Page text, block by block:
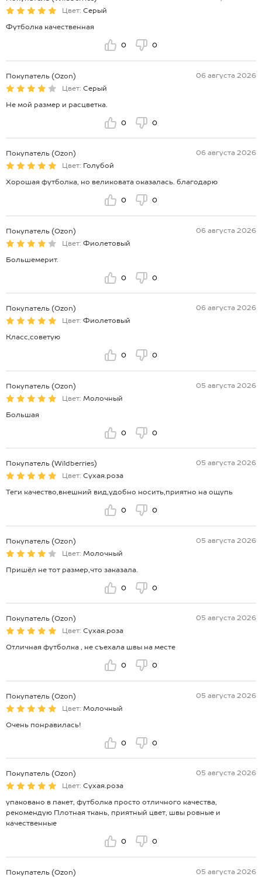
Цвет: Серый
Футболка качественная
0 0
Покупатель (Ozon)
06 августа 2026
Цвет: Серый
Не мой размер и расцветка.
0 0
Покупатель (Ozon)
06 августа 2026
Цвет: Голубой
Хорошая футболка, но великовата оказалась. благодарю
0 0
Покупатель (Ozon)
06 августа 2026
Цвет: Фиолетовый
Большемерит.
0 0
Покупатель (Ozon)
06 августа 2026
Цвет: Фиолетовый
Класс,советую
0 0
Покупатель (Ozon)
05 августа 2026
Цвет: Молочный
Большая
0 0
Покупатель (Wildberries)
05 августа 2026
Цвет: Сухая.роза
Теги качество,внешний вид,удобно носить,приятно на ощупь
0 0
Покупатель (Ozon)
05 августа 2026
Цвет: Молочный
Пришёл не тот размер,что заказала.
0 0
Покупатель (Ozon)
05 августа 2026
Цвет: Сухая.роза
Отличная футболка , не съехала швы на месте
0 0
Покупатель (Ozon)
05 августа 2026
Цвет: Молочный
Очень понравилась!
0 0
Покупатель (Ozon)
05 августа 2026
Цвет: Сухая.роза
упаковано в пакет, футболка просто отличного качества,
рекомендую Плотная ткань, приятный цвет, швы ровные и
качественные
0 0
Покупатель (Ozon)
05 августа 2026